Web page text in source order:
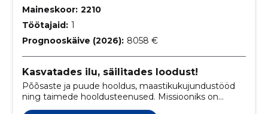
Maineskoor: 2210
Töötajaid: 1
Prognooskäive (2026): 8058 €
Kasvatades ilu, säilitades loodust!
Põõsaste ja puude hooldus, maastikukujundustööd
ning taimede hooldusteenused. Missiooniks on
panustada aktiivselt planeedi jätkusuutlikkusse.